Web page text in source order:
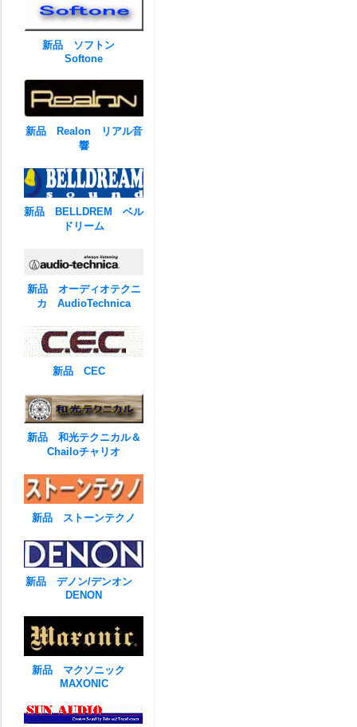
新品 ソフトン
Softone
新品 Realon リアル音
響
新品 BELLDREM ベル
ドリーム
新品 オーディオテクニ
カ AudioTechnica
新品 CEC
新品 和光テクニカル＆
Chailoチャリオ
新品 ストーンテクノ
新品 デノン/デンオン
DENON
新品 マクソニック
MAXONIC